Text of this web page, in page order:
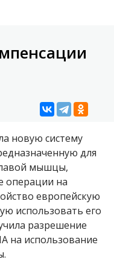
новую систему
для
мышцы,
операции на
европейскую
использовать его
разрешение
на использование